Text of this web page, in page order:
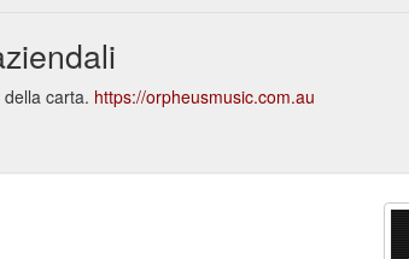
carta. https://orpheusmusic.com.au